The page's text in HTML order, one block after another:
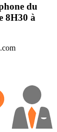
du
8H30 à